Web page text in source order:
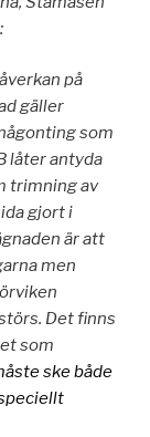
på
gäller
som
låter antyda
trimning av
gjort i
är att
men
Det finns
som
ske både